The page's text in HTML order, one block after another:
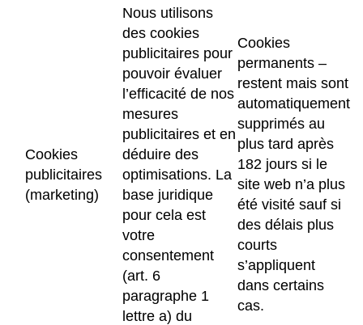
Cookies
publicitaires
(marketing)
Nous utilisons
des cookies
publicitaires pour
pouvoir évaluer
l’efficacité de nos
mesures
publicitaires et en
déduire des
optimisations. La
base juridique
pour cela est
votre
consentement
(art. 6
paragraphe 1
lettre a) du
Cookies
permanents –
restent mais sont
automatiquement
supprimés au
plus tard après
182 jours si le
site web n’a plus
été visité sauf si
des délais plus
courts
s’appliquent
dans certains
cas.